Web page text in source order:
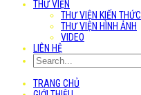
THƯ VIỆN
THƯ VIỆN KIẾN THỨC
THƯ VIỆN HÌNH ẢNH
VIDEO
LIÊN HỆ
TRANG CHỦ